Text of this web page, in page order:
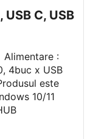
C, USB
:
4buc x USB
este
10/11